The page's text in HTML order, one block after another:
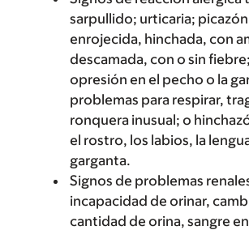
sarpullido; urticaria;
enrojecida, hinchada, con
descamada, con o sin
opresión en el pecho o la
problemas para respirar,
ronquera inusual; o
el rostro, los labios, la
garganta.
Signos de problemas
incapacidad de orinar,
cantidad de orina, sangre